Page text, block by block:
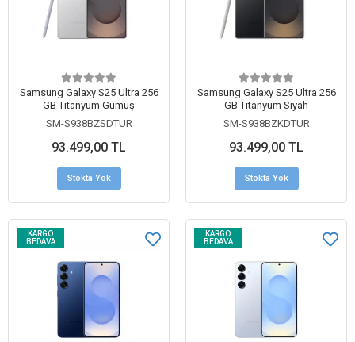
Samsung Galaxy S25 Ultra 256
GB Titanyum Gümüş
SM-S938BZSDTUR
93.499,00 TL
Stokta Yok
Samsung Galaxy S25 Ultra 256
GB Titanyum Siyah
SM-S938BZKDTUR
93.499,00 TL
Stokta Yok
KARGO
BEDAVA
KARGO
BEDAVA